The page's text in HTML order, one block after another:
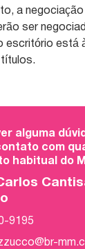
a
ser
escritório está
títulos.
alguma
com
habitual do
9195